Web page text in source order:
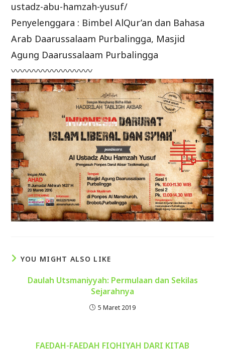
ustadz-abu-hamzah-yusuf/
Penyelenggara : Bimbel AlQur’an dan Bahasa
Arab Daarussalaam Purbalingga, Masjid
Agung Daarussalaam Purbalingga
〰〰〰〰〰〰〰〰〰
YOU MIGHT ALSO LIKE
Daulah Utsmaniyyah: Permulaan dan Sekilas
Sejarahnya
5 Maret 2019
FAEDAH-FAEDAH FIQHIYAH DARI KITAB